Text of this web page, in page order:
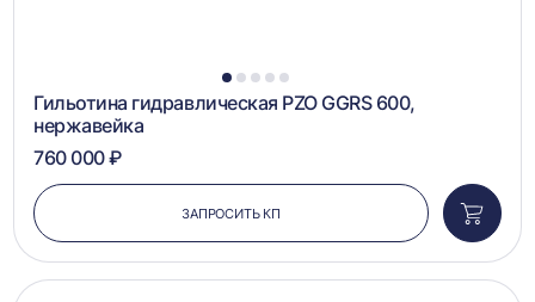
1 2 3 4 5
Гильотина гидравлическая PZO GGRS 600,
нержавейка
760 000 ₽
ЗАПРОСИТЬ КП
в